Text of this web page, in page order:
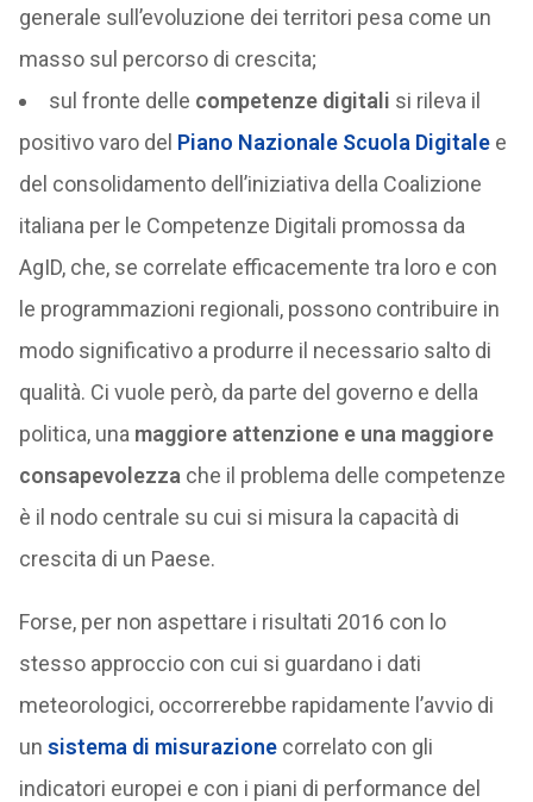
generale sull’evoluzione dei territori pesa come un
masso sul percorso di crescita;
sul fronte delle competenze digitali si rileva il
positivo varo del Piano Nazionale Scuola Digitalee
del consolidamento dell’iniziativa della Coalizione
italiana per le Competenze Digitali promossa da
AgID, che, se correlate efficacemente tra loro e con
le programmazioni regionali, possono contribuire in
modo significativo a produrre il necessario salto di
qualità. Ci vuole però, da parte del governo e della
politica, una maggiore attenzione e una maggiore
consapevolezza che il problema delle competenze
è il nodo centrale su cui si misura la capacità di
crescita di un Paese.
Forse, per non aspettare i risultati 2016 con lo
stesso approccio con cui si guardano i dati
meteorologici, occorrerebbe rapidamente l’avvio di
un sistema di misurazionecorrelato con gli
indicatori europei e con i piani di performance del